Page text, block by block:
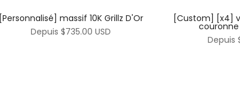
[Personnalisé] massif 10K Grillz D'Or
Depuis $735.00 USD
[Custom] [x4]
couronne
Depuis